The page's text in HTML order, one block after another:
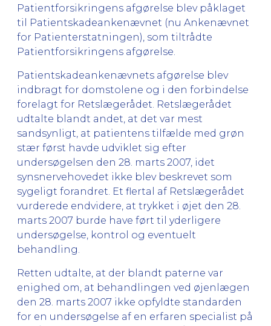
Patientforsikringens afgørelse blev påklaget
til Patientskadeankenævnet (nu Ankenævnet
for Patienterstatningen), som tiltrådte
Patientforsikringens afgørelse.
Patientskadeankenævnets afgørelse blev
indbragt for domstolene og i den forbindelse
forelagt for Retslægerådet. Retslægerådet
udtalte blandt andet, at det var mest
sandsynligt, at patientens tilfælde med grøn
stær først havde udviklet sig efter
undersøgelsen den 28. marts 2007, idet
synsnervehovedet ikke blev beskrevet som
sygeligt forandret. Et flertal af Retslægerådet
vurderede endvidere, at trykket i øjet den 28.
marts 2007 burde have ført til yderligere
undersøgelse, kontrol og eventuelt
behandling.
Retten udtalte, at der blandt paterne var
enighed om, at behandlingen ved øjenlægen
den 28. marts 2007 ikke opfyldte standarden
for en undersøgelse af en erfaren specialist på